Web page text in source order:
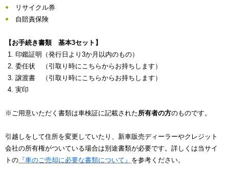
リサイクル券
自賠責保険
【お手続き書類 基本3セット】
印鑑証明（発行日より3か月以内のもの）
委任状 （引取り時にこちらからお持ちします）
譲渡書 （引取り時にこちらからお持ちします）
実印
※ご用意いただく書類は車検証に記載された所有者の方のものです。
引越しをして住所を変更していたり、新車販売ディーラーやクレジット
会社の所有権がついている場合は別途書類が必要です。詳しくは当サイ
トの 『車のご売却に必要な書類について』 を参考ください。